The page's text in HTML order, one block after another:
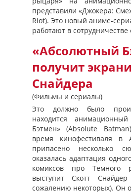
представили «Джокера:
Riot). Это новый аниме-
работают в
«Абсолютный
получит
Снайдера
(Фильмы и сериалы)
Это должно было
находится
Бэтмен» (Absolute
время кинофестиваля
припасено несколько
оказалась адаптация
комиксов про Темного
выступит Скотт
сожалению некоторых). Он